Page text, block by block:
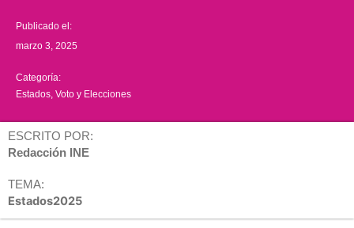
Publicado el:
marzo 3, 2025
Categoría:
Estados Voto y Elecciones
ESCRITO POR:
Redacción INE
TEMA:
Estados2025